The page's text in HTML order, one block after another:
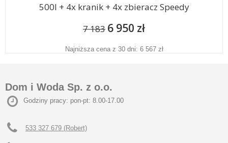
500l + 4x kranik + 4x zbieracz Speedy
7 183 6 950 zł
Najniższa cena z 30 dni: 6 567 zł
Dom i Woda Sp. z o.o.
Godziny pracy: pon-pt: 8.00-17.00
533 327 679 (Robert)